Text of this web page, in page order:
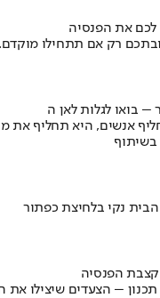
לכם את הפנסיה
רק אם תתחילו
נקי בלחיצת כפתור
הפנסיה
– הצעדים שיצילו את